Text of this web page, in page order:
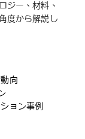
ジー、材料、
度から解説し
向
ョン事例